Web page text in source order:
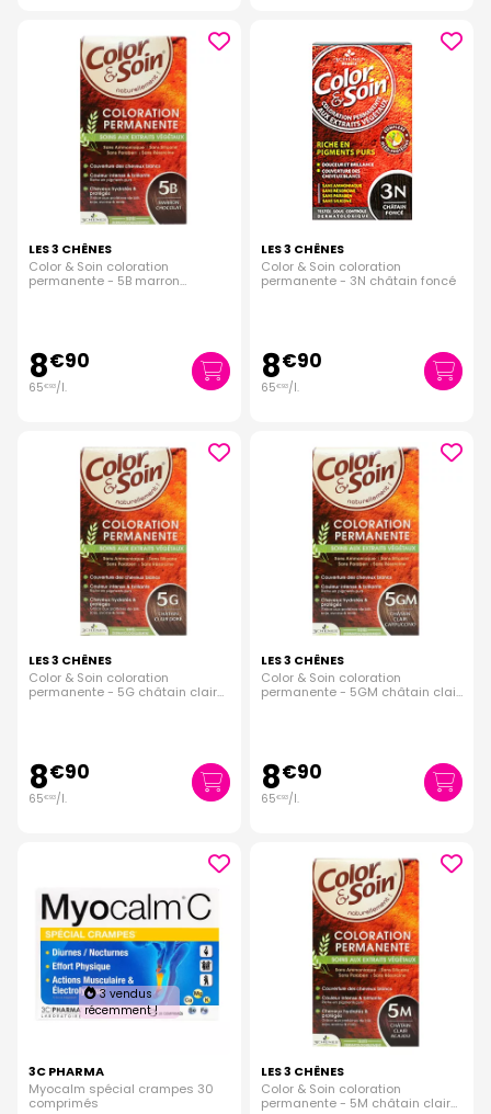
LES 3 CHÊNES
Color & Soin coloration
permanente - 5B marron
8€90
65€93/l.
LES 3 CHÊNES
Color & Soin coloration
permanente - 3N châtain foncé
8€90
65€93/l.
LES 3 CHÊNES
Color & Soin coloration
permanente - 5G châtain clair
8€90
65€93/l.
LES 3 CHÊNES
Color & Soin coloration
permanente - 5GM châtain clair
8€90
65€93/l.
3 vendus
récemment !
3C PHARMA
Myocalm spécial crampes 30
comprimés
LES 3 CHÊNES
Color & Soin coloration
permanente - 5M châtain clair